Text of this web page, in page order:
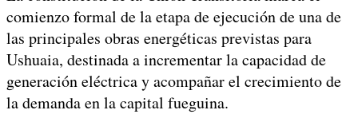
comienzo formal de la etapa de ejecución de una de
las principales obras energéticas previstas para
Ushuaia, destinada a incrementar la capacidad de
generación eléctrica y acompañar el crecimiento de
la demanda en la capital fueguina.